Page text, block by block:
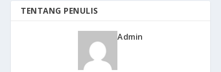
TENTANG PENULIS
Admin